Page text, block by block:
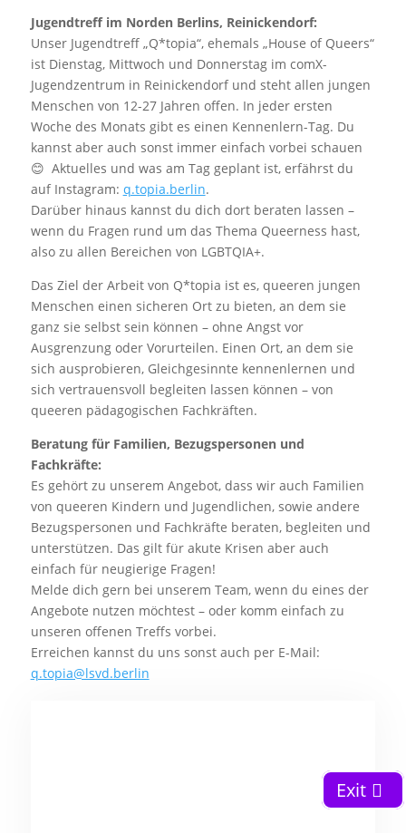
Jugendtreff im Norden Berlins, Reinickendorf:
Unser Jugendtreff „Q*topia“, ehemals „House of Queers“
ist Dienstag, Mittwoch und Donnerstag im comX-
Jugendzentrum in Reinickendorf und steht allen jungen
Menschen von 12-27 Jahren offen. In jeder ersten
Woche des Monats gibt es einen Kennenlern-Tag. Du
kannst aber auch sonst immer einfach vorbei schauen
😊 Aktuelles und was am Tag geplant ist, erfährst du
auf Instagram: q.topia.berlin.
Darüber hinaus kannst du dich dort beraten lassen –
wenn du Fragen rund um das Thema Queerness hast,
also zu allen Bereichen von LGBTQIA+.
Das Ziel der Arbeit von Q*topia ist es, queeren jungen
Menschen einen sicheren Ort zu bieten, an dem sie
ganz sie selbst sein können – ohne Angst vor
Ausgrenzung oder Vorurteilen. Einen Ort, an dem sie
sich ausprobieren, Gleichgesinnte kennenlernen und
sich vertrauensvoll begleiten lassen können – von
queeren pädagogischen Fachkräften.
Beratung für Familien, Bezugspersonen und
Fachkräfte:
Es gehört zu unserem Angebot, dass wir auch Familien
von queeren Kindern und Jugendlichen, sowie andere
Bezugspersonen und Fachkräfte beraten, begleiten und
unterstützen. Das gilt für akute Krisen aber auch
einfach für neugierige Fragen!
Melde dich gern bei unserem Team, wenn du eines der
Angebote nutzen möchtest – oder komm einfach zu
unseren offenen Treffs vorbei.
Erreichen kannst du uns sonst auch per E-Mail:
q.topia@lsvd.berlin
Exit